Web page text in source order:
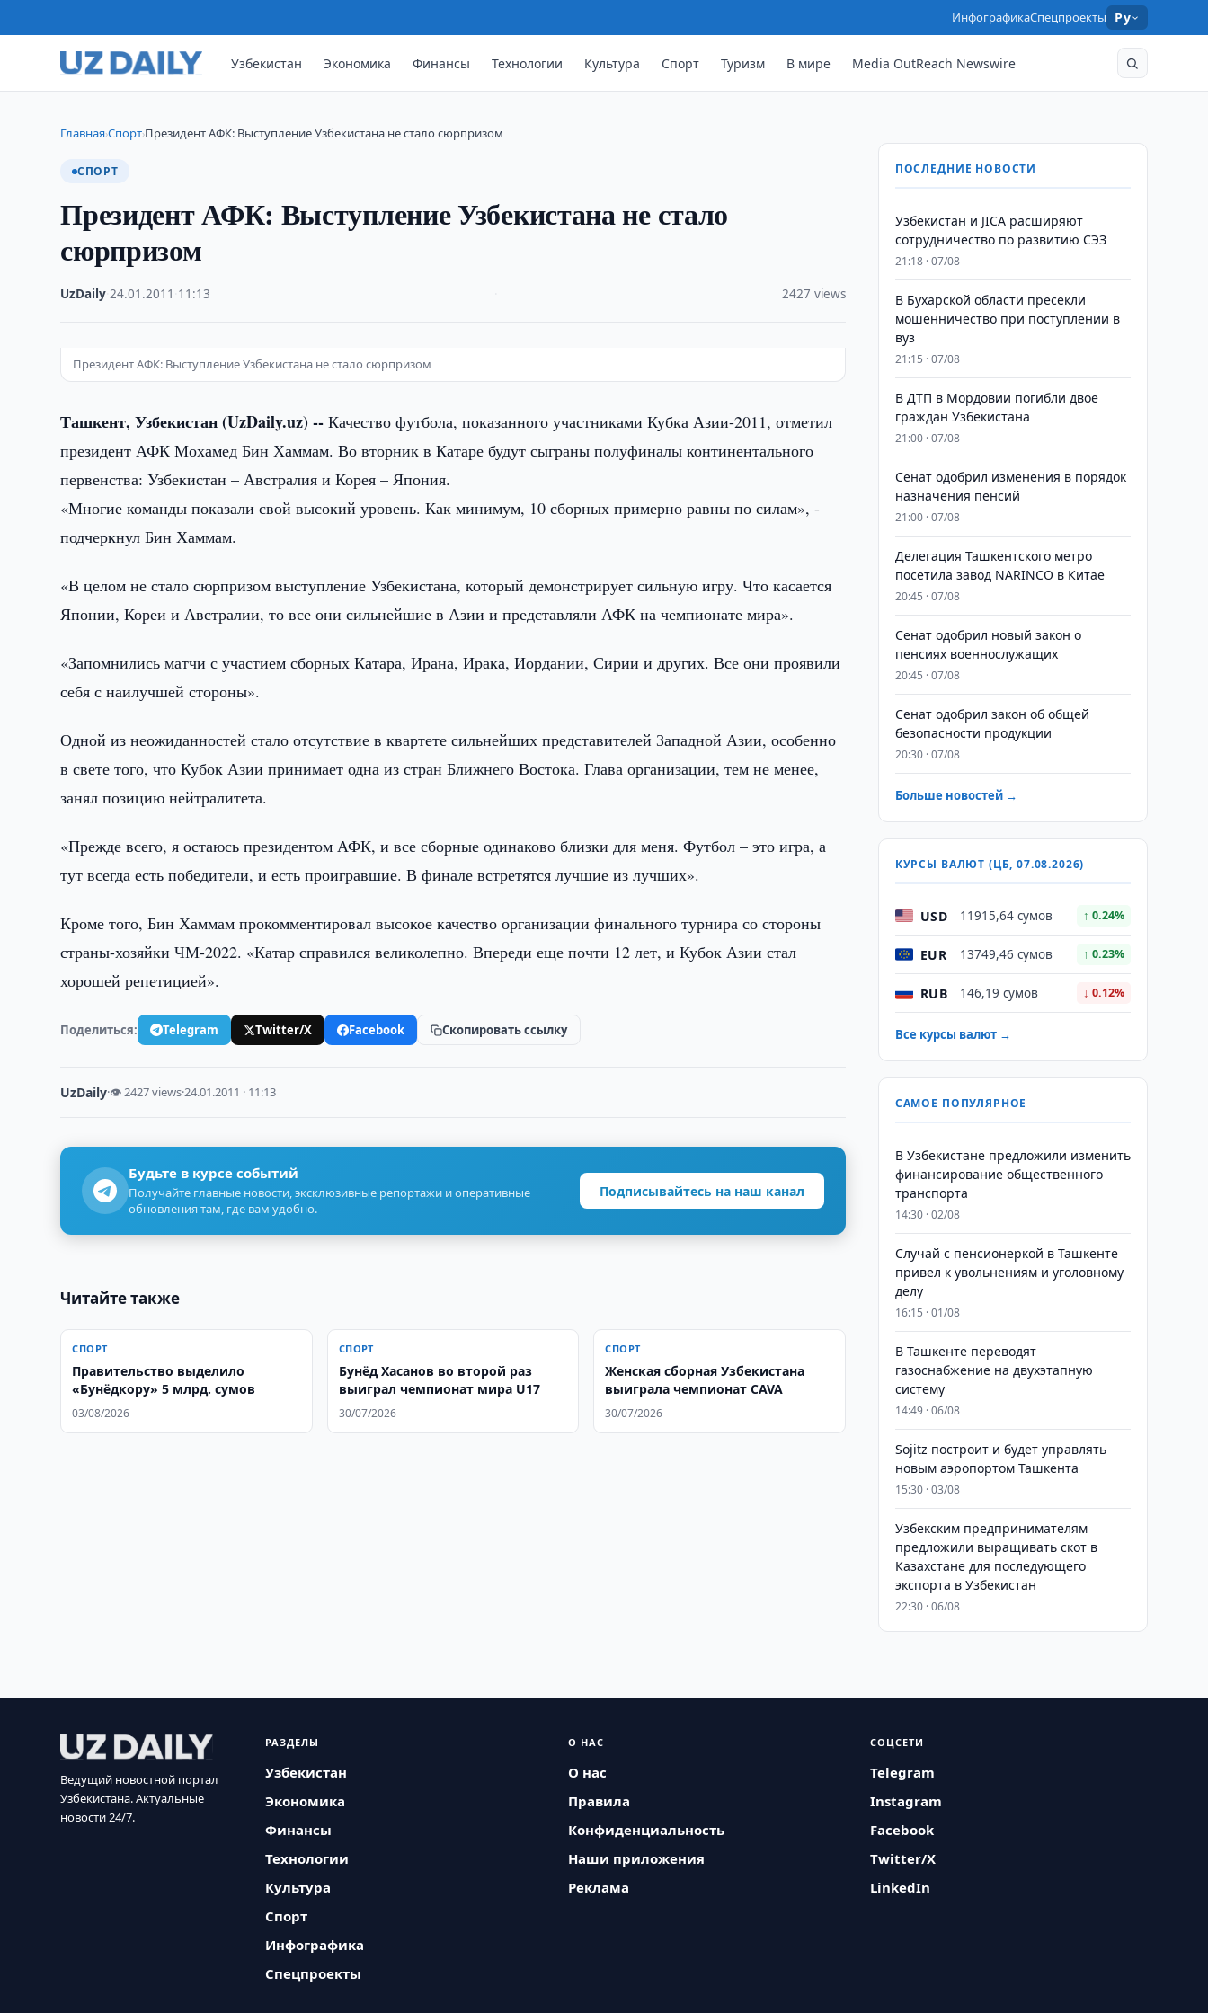
ИнфографикаСпецпроекты Ру
Узбекистан Экономика Финансы Технологии Культура Спорт Туризм В мире Media OutReach Newswire
Главная›Спорт›Президент АФК: Выступление Узбекистана не стало сюрпризом
СПОРТ
Президент АФК: Выступление Узбекистана не стало
сюрпризом
UzDaily ·24.01.2011 11:13 2427 views
Президент АФК: Выступление Узбекистана не стало сюрпризом
Ташкент, Узбекистан (UzDaily.uz) -- Качество футбола, показанного участниками Кубка Азии-2011, отметил
президент АФК Мохамед Бин Хаммам. Во вторник в Катаре будут сыграны полуфиналы континентального
первенства: Узбекистан – Австралия и Корея – Япония.
«Многие команды показали свой высокий уровень. Как минимум, 10 сборных примерно равны по силам», -
подчеркнул Бин Хаммам.
«В целом не стало сюрпризом выступление Узбекистана, который демонстрирует сильную игру. Что касается
Японии, Кореи и Австралии, то все они сильнейшие в Азии и представляли АФК на чемпионате мира».
«Запомнились матчи с участием сборных Катара, Ирана, Ирака, Иордании, Сирии и других. Все они проявили
себя с наилучшей стороны».
Одной из неожиданностей стало отсутствие в квартете сильнейших представителей Западной Азии, особенно
в свете того, что Кубок Азии принимает одна из стран Ближнего Востока. Глава организации, тем не менее,
занял позицию нейтралитета.
«Прежде всего, я остаюсь президентом АФК, и все сборные одинаково близки для меня. Футбол – это игра, а
тут всегда есть победители, и есть проигравшие. В финале встретятся лучшие из лучших».
Кроме того, Бин Хаммам прокомментировал высокое качество организации финального турнира со стороны
страны-хозяйки ЧМ-2022. «Катар справился великолепно. Впереди еще почти 12 лет, и Кубок Азии стал
хорошей репетицией».
Поделиться: Telegram Twitter/X Facebook Скопировать ссылку
UzDaily·👁 2427 views·24.01.2011 · 11:13
Будьте в курсе событий
Получайте главные новости, эксклюзивные репортажи и оперативные
обновления там, где вам удобно.
Подписывайтесь на наш канал
Читайте также
СПОРТ
Правительство выделило
«Бунёдкору» 5 млрд. сумов
03/08/2026
СПОРТ
Бунёд Хасанов во второй раз
выиграл чемпионат мира U17
30/07/2026
СПОРТ
Женская сборная Узбекистана
выиграла чемпионат CAVA
30/07/2026
ПОСЛЕДНИЕ НОВОСТИ
Узбекистан и JICA расширяют
сотрудничество по развитию СЭЗ
21:18 · 07/08
В Бухарской области пресекли
мошенничество при поступлении в
вуз
21:15 · 07/08
В ДТП в Мордовии погибли двое
граждан Узбекистана
21:00 · 07/08
Сенат одобрил изменения в порядок
назначения пенсий
21:00 · 07/08
Делегация Ташкентского метро
посетила завод NARINCO в Китае
20:45 · 07/08
Сенат одобрил новый закон о
пенсиях военнослужащих
20:45 · 07/08
Сенат одобрил закон об общей
безопасности продукции
20:30 · 07/08
Больше новостей →
КУРСЫ ВАЛЮТ (ЦБ, 07.08.2026)
USD 11915,64 сумов ↑ 0.24%
EUR 13749,46 сумов ↑ 0.23%
RUB 146,19 сумов ↓ 0.12%
Все курсы валют →
САМОЕ ПОПУЛЯРНОЕ
В Узбекистане предложили изменить
финансирование общественного
транспорта
14:30 · 02/08
Случай с пенсионеркой в Ташкенте
привел к увольнениям и уголовному
делу
16:15 · 01/08
В Ташкенте переводят
газоснабжение на двухэтапную
систему
14:49 · 06/08
Sojitz построит и будет управлять
новым аэропортом Ташкента
15:30 · 03/08
Узбекским предпринимателям
предложили выращивать скот в
Казахстане для последующего
экспорта в Узбекистан
22:30 · 06/08
Ведущий новостной портал
Узбекистана. Актуальные
новости 24/7.
РАЗДЕЛЫ
Узбекистан
Экономика
Финансы
Технологии
Культура
Спорт
Инфографика
Спецпроекты
О НАС
О нас
Правила
Конфиденциальность
Наши приложения
Реклама
СОЦСЕТИ
Telegram
Instagram
Facebook
Twitter/X
LinkedIn